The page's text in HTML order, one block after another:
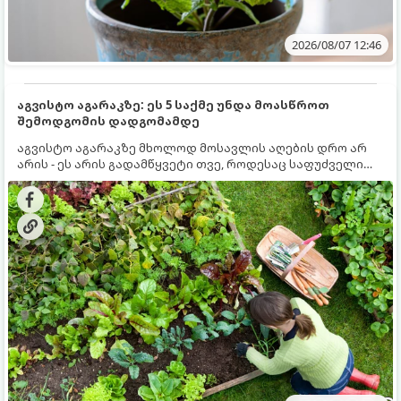
2026/08/07 12:46
აგვისტო აგარაკზე: ეს 5 საქმე უნდა მოასწროთ
შემოდგომის დადგომამდე
აგვისტო აგარაკზე მხოლოდ მოსავლის აღების დრო არ
არის - ეს არის გადამწყვეტი თვე, როდესაც საფუძველი
ეყრება მომავალი წლის მოსავალს და ბაღი მზადდება
შემოდგომა-ზამთრის სეზონისთვის. იმისათვის, რომ
ნიადაგმა ენერგია აღიდგინოს, ხოლო მცენარეებმა
ზამთარს გაუძლონ, აგვისტოს ბოლომდე 5
მნიშვნელოვანი საქმის გაკეთება უნდა მოასწროთ: